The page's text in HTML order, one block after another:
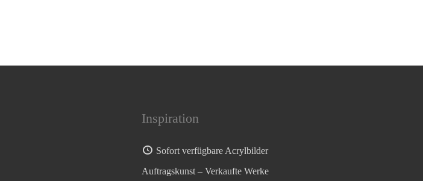
Inspiration
Sofort verfügbare Acrylbilder
Auftragskunst – Verkaufte Werke